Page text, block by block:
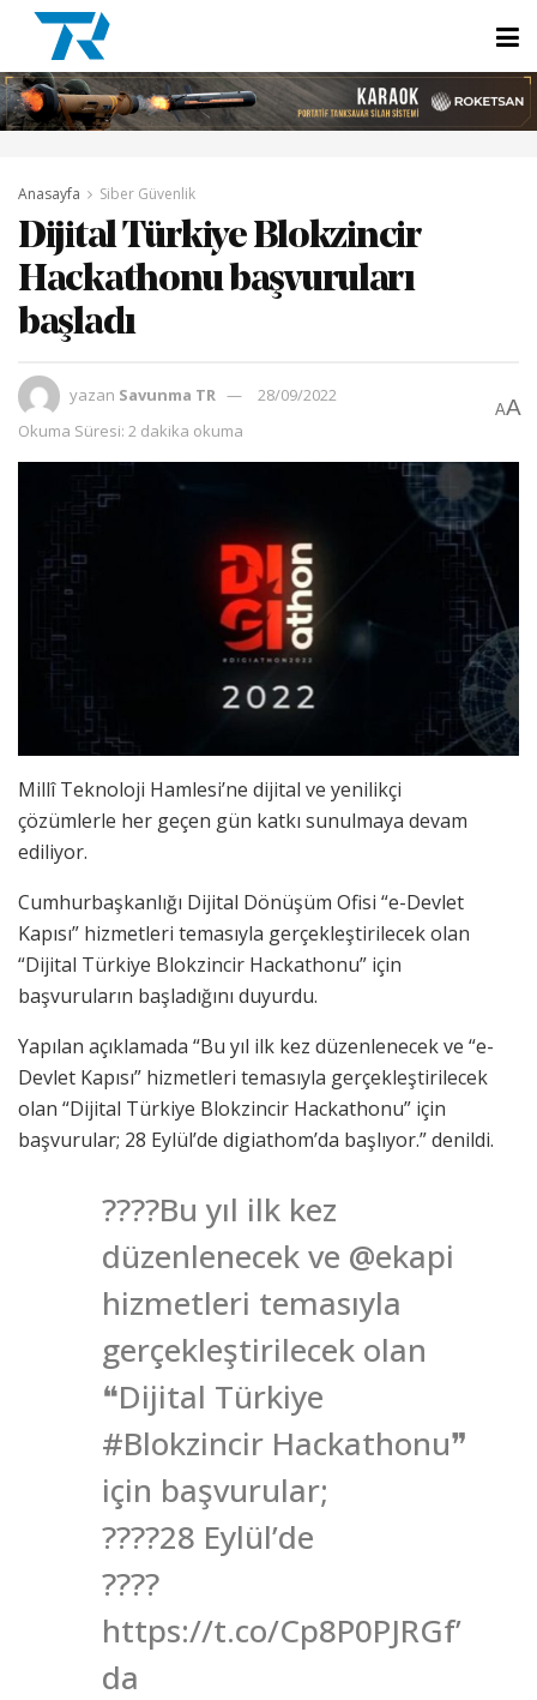
Anasayfa Siber Güvenlik
Dijital Türkiye Blokzincir
Hackathonu başvuruları
başladı
yazan Savunma TR
28/09/2022
Okuma Süresi: 2 dakika okuma
AA
Millî Teknoloji Hamlesi’ne dijital ve yenilikçi
çözümlerle her geçen gün katkı sunulmaya devam
ediliyor.
Cumhurbaşkanlığı Dijital Dönüşüm Ofisi “e-Devlet
Kapısı” hizmetleri temasıyla gerçekleştirilecek olan
“Dijital Türkiye Blokzincir Hackathonu” için
başvuruların başladığını duyurdu.
Yapılan açıklamada “Bu yıl ilk kez düzenlenecek ve “e-
Devlet Kapısı” hizmetleri temasıyla gerçekleştirilecek
olan “Dijital Türkiye Blokzincir Hackathonu” için
başvurular; 28 Eylül’de digiathom’da başlıyor.” denildi.
????Bu yıl ilk kez
düzenlenecek ve @ekapi
hizmetleri temasıyla
gerçekleştirilecek olan
❝Dijital Türkiye
#Blokzincir Hackathonu❞
için başvurular;
????️28 Eylül’de
????
https://t.co/Cp8P0PJRGf’
da